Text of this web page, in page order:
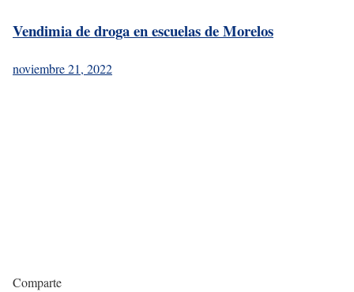
Vendimia de droga en escuelas de Morelos
noviembre 21, 2022
Comparte